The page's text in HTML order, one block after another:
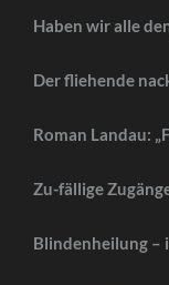
Haben wir alle
Der fliehende
Roman Landau:
Zu-fällige
Blindenheilung –